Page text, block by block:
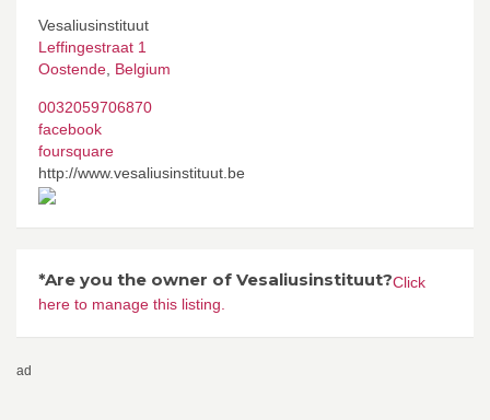
Vesaliusinstituut
Leffingestraat 1
Oostende Belgium
0032059706870
facebook
foursquare
http://www.vesaliusinstituut.be
*Are you the owner of Vesaliusinstituut?Click
here to manage this listing.
ad